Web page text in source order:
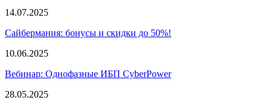
14.07.2025
Сайбермания: бонусы и скидки до 50%!
10.06.2025
Вебинар: Однофазные ИБП CyberPower
28.05.2025